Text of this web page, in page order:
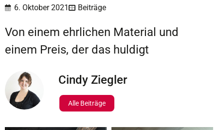
6. Oktober 2021 Beiträge
Von einem ehrlichen Material und
einem Preis, der das huldigt
Cindy Ziegler
Alle Beiträge